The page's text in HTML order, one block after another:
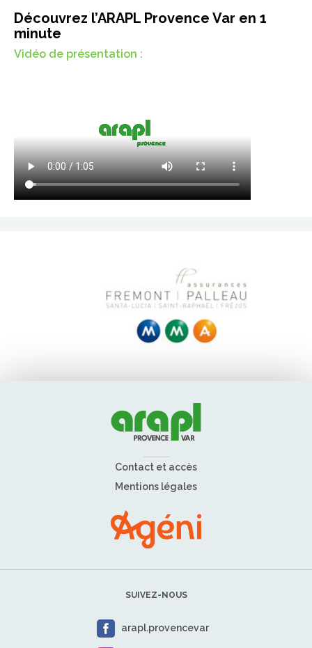
Découvrez l’ARAPL Provence Var en 1
minute
Vidéo de présentation :
Contact et accès
Mentions légales
SUIVEZ-NOUS
arapl.provencevar